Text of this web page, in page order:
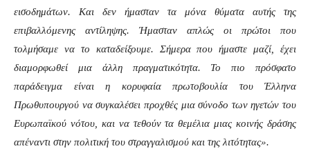
εισοδημάτων. Και δεν ήμασταν τα μόνα θύματα αυτής της
επιβαλλόμενης αντίληψης. Ήμασταν απλώς οι πρώτοι που
τολμήσαμε να το καταδείξουμε. Σήμερα που ήμαστε μαζί, έχει
διαμορφωθεί μια άλλη πραγματικότητα. Το πιο πρόσφατο
παράδειγμα είναι η κορυφαία πρωτοβουλία του Έλληνα
Πρωθυπουργού να συγκαλέσει προχθές μια σύνοδο των ηγετών του
Ευρωπαϊκού νότου, και να τεθούν τα θεμέλια μιας κοινής δράσης
απέναντι στην πολιτική του στραγγαλισμού και της λιτότητας».